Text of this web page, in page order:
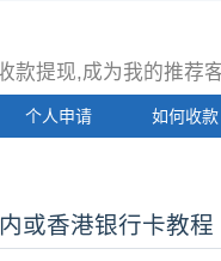
款提现,成为我的推荐
个人申请 如何收款
或香港银行卡教程